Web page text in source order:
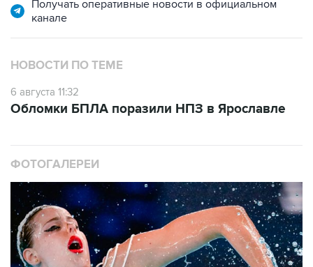
НОВОСТИ ПО ТЕМЕ
6 августа 11:32